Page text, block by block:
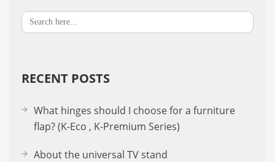
Search
for:
RECENT POSTS
What hinges should I choose for a furniture
flap? (K-Eco , K-Premium Series)
About the uni­ver­sal TV stand